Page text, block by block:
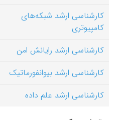
کارشناسی ارشد شبکه‌های
کامپیوتری
کارشناسی ارشد رایانش امن
کارشناسی ارشد بیوانفورماتیک
کارشناسی ارشد علم داده